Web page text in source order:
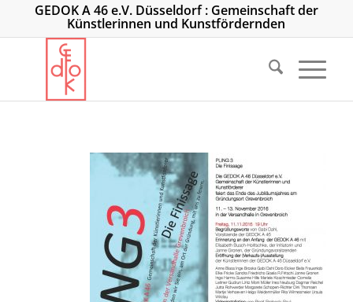
GEDOK A 46 e.V. Düsseldorf : Gemeinschaft der
Künstlerinnen und Kunstfördernden